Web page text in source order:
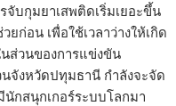
จับกุมยาเสพติดเริ่มเยอะขึ้น
ยก่อน เพื่อใช้เวลาว่างให้เกิด
ส่วนของการแข่งขัน
จังหวัดปทุมธานี กำลังจะจัด
กสนุกเกอร์ระบบโลกมา